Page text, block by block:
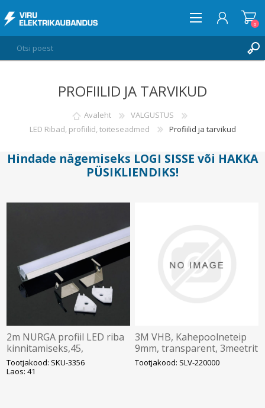
LOGI SISSE
0
0
PROFIILID JA TARVIKUD
Avaleht
VALGUSTUS
LED Ribad, profiilid, toiteseadmed
Profiilid ja tarvikud
Hindade nägemiseks LOGI SISSE või HAKKA
PÜSIKLIENDIKS!
2m NURGA profiil LED riba
kinnitamiseks,45,
alumiinium komplektis
opaalkate kinnitusklambrid
Tootjakood: SKU-3356
Laos: 41
3M VHB, Kahepoolneteip
9mm, transparent, 3meetrit
Tootjakood: SLV-220000